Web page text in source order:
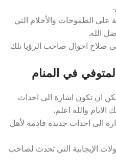
على الطموحات والأحلام التي
الله.
صلاح احوال صاحب الرؤيا تلك
في المنام
ان تكون اشارة الى احداث
والله اعلم.
الى احداث جديدة قادمة لأهل
الإيجابية التي تحدث لصاحب